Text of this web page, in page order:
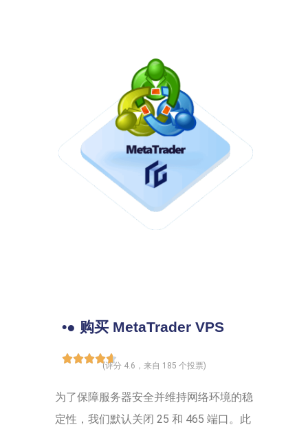
•● 购买 MetaTrader VPS
(评分 4.6，来自 185 个投票)
为了保障服务器安全并维持网络环境的稳
定性，我们默认关闭 25 和 465 端口。此